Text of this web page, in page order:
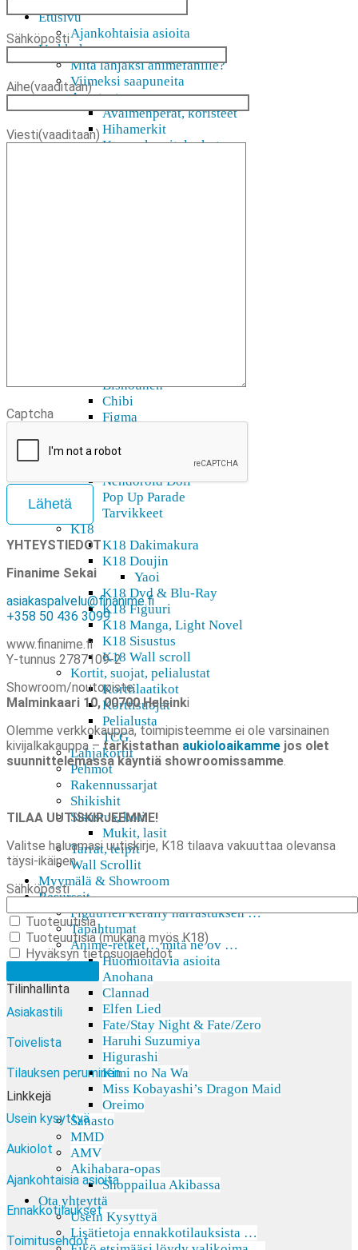
Etusivu
Ajankohtaisia asioita
Verkkokauppa
Mitä lahjaksi animefanille?
Viimeksi saapuneita
Asusteet
Avaimenperät, koristeet
Hihamerkit
Kangaskassit, laukut
Bishounen
Chibi
Figma
Look up
Nendoroid Doll
Pop Up Parade
Tarvikkeet
K18
K18 Dakimakura
K18 Doujin
Yaoi
K18 Dvd & Blu-Ray
K18 Figuuri
K18 Manga, Light Novel
K18 Sisustus
K18 Wall scroll
Kortit, suojat, pelialustat
Korttilaatikot
Korttisuojat
Pelialusta
TCG
Lahjakortit
Pehmot
Rakennussarjat
Shikishit
Sisustus, koti
Mukit, lasit
Tarrat, teipit
Wall Scrollit
Myymälä & Showroom
Resurssit
Figuurien keräily harrastuksen …
Tapahtumat
Anime-retket… mitä ne ov …
Huomioitavia asioita
Anohana
Clannad
Elfen Lied
Fate/Stay Night & Fate/Zero
Haruhi Suzumiya
Higurashi
Kimi no Na Wa
Miss Kobayashi’s Dragon Maid
Oreimo
Sanasto
MMD
AMV
Akihabara-opas
Shoppailua Akibassa
Ota yhteyttä
Usein Kysyttyä
Lisätietoja ennakkotilauksista …
Sähköposti
Aihe(vaaditaan)
Viesti(vaaditaan)
Captcha
Lähetä
YHTEYSTIEDOT
Finanime Sekai
asiakaspalvelu@finanime.fi
+358 50 436 3099
www.finanime.fi
Y-tunnus 2787109-2
Showroom/noutopiste:
Malminkaari 10, 00700 Helsinki
Olemme verkkokauppa, toimipisteemme ei ole varsinainen
kivijalkakauppa –tarkistathan aukioloaikamme jos olet
suunnittelemassa käyntiä showroomissamme.
TILAA UUTISKIRJEEMME!
Valitse haluamasi uutiskirje, K18 tilaava vakuuttaa olevansa
täysi-ikäinen.
Sähköposti
Tuoteuutisia
Tuoteuutisia (mukana myös K18)
Hyväksyn tietosuojaehdot
Tilinhallinta
Asiakastili
Toivelista
Tilauksen peruminen
Linkkejä
Usein kysyttyä
Aukiolot
Ajankohtaisia asioita
Ennakkotilaukset
Toimitusehdot